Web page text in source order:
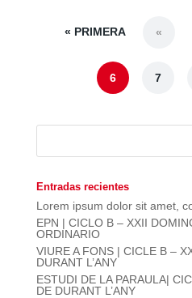
« PRIMERA «
6 7
Entradas recientes
Lorem ipsum dolor sit amet,
EPN | CICLO B – XXII
ORDINARIO
VIURE A FONS | CICLE B –
DURANT L’ANY
ESTUDI DE LA PARAULA|
DE DURANT L’ANY